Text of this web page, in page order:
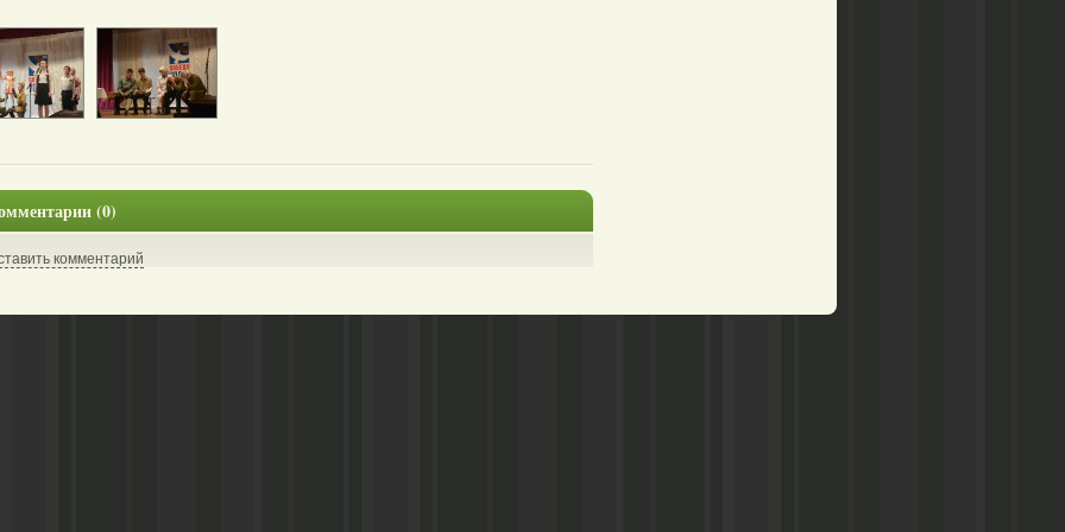
(0)
комментарий